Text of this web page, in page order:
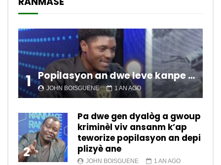
1 Popilasyon an dwe leve kanpe pou chanje sitiyasyon kawotik l’ap viv nan peyi a.
JOHN BOISGUENE 1 AN AGO
2
Pa dwe gen dyalòg a gwoup
kriminèl viv ansanm k’ap
teworize popilasyon an depi
plizyè ane
JOHN BOISGUENE 1 AN AGO